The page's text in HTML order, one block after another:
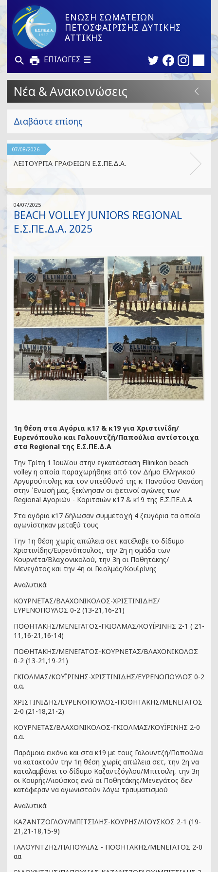
ΕΝΩΣΗ ΣΩΜΑΤΕΙΩΝ
ΠΕΤΟΣΦΑΙΡΙΣΗΣ ΔΥΤΙΚΗΣ
ΑΤΤΙΚΗΣ
ΕΠΙΛΟΓΕΣ
Νέα & Ανακοινώσεις
04/07/2025
BEACH VOLLEY JUNIORS REGIONAL
Ε.Σ.ΠΕ.Δ.Α. 2025
1η θέση στα Αγόρια κ17 & κ19 για Χριστινίδη/
Ευρενόπουλο και Γαλουντζή/Παπούλια αντίστοιχα
στα Regional της Ε.Σ.ΠΕ.Δ.Α
Την Τρίτη 1 Ιουλίου στην εγκατάσταση Ellinikon beach
volley η οποία παραχωρήθηκε από τον Δήμο Ελληνικού
Αργυρούπολης και τον υπεύθυνό της κ. Πανούσο Θανάση
στην ΄Ενωσή μας, ξεκίνησαν οι φετινοί αγώνες των
Regional Αγοριών - Κοριτσιών κ17 & κ19 της Ε.Σ.ΠΕ.Δ.Α
Στα αγόρια κ17 δήλωσαν συμμετοχή 4 ζευγάρια τα οποία
αγωνίστηκαν μεταξύ τους
Την 1η θέση χωρίς απώλεια σετ κατέλαβε το δίδυμο
Χριστινίδης/Ευρενόπουλος, την 2η η ομάδα των
Κουρνέτα/Βλαχονικολού, την 3η οι Ποθητάκης/
Μενεγάτος και την 4η οι Γκιολμάς/Κουϊρίνης
Αναλυτικά:
ΚΟΥΡΝΕΤΑΣ/ΒΛΑΧΟΝΙΚΟΛΟΣ-ΧΡΙΣΤΙΝΙΔΗΣ/
ΕΥΡΕΝΟΠΟΥΛΟΣ 0-2 (13-21,16-21)
ΠΟΘΗΤΑΚΗΣ/ΜΕΝΕΓΑΤΟΣ-ΓΚΙΟΛΜΑΣ/ΚΟΥΪΡΙΝΗΣ 2-1 ( 21-
11,16-21,16-14)
ΠΟΘΗΤΑΚΗΣ/ΜΕΝΕΓΑΤΟΣ-ΚΟΥΡΝΕΤΑΣ/ΒΛΑΧΟΝΙΚΟΛΟΣ
0-2 (13-21,19-21)
ΓΚΙΟΛΜΑΣ/ΚΟΥΪΡΙΝΗΣ-ΧΡΙΣΤΙΝΙΔΗΣ/ΕΥΡΕΝΟΠΟΥΛΟΣ 0-2
α.α.
ΧΡΙΣΤΙΝΙΔΗΣ/ΕΥΡΕΝΟΠΟΥΛΟΣ-ΠΟΘΗΤΑΚΗΣ/ΜΕΝΕΓΑΤΟΣ
2-0 (21-18,21-2)
ΚΟΥΡΝΕΤΑΣ/ΒΛΑΧΟΝΙΚΟΛΟΣ-ΓΚΙΟΛΜΑΣ/ΚΟΥΪΡΙΝΗΣ 2-0
α.α.
Παρόμοια εικόνα και στα κ19 με τους Γαλουντζή/Παπούλια
να κατακτούν την 1η θέση χωρίς απώλεια σετ, την 2η να
καταλαμβάνει το δίδυμο Καζαντζόγλου/Μπιτσιλη, την 3η
οι Κουρής/Λιούσκος ενώ οι Ποθητάκης/Μενεγάτος δεν
κατάφεραν να αγωνιστούν λόγω τραυματισμού
Αναλυτικά:
ΚΑΖΑΝΤΖΟΓΛΟΥ/ΜΠΙΤΣΙΛΗΣ-ΚΟΥΡΗΣ/ΛΙΟΥΣΚΟΣ 2-1 (19-
21,21-18,15-9)
ΓΑΛΟΥΝΤΖΗΣ/ΠΑΠΟΥΛΙΑΣ - ΠΟΘΗΤΑΚΗΣ/ΜΕΝΕΓΑΤΟΣ 2-0
αα
Διαβάστε επίσης
07/08/2026
ΛΕΙΤΟΥΡΓΙΑ ΓΡΑΦΕΙΩΝ Ε.Σ.ΠΕ.Δ.Α.